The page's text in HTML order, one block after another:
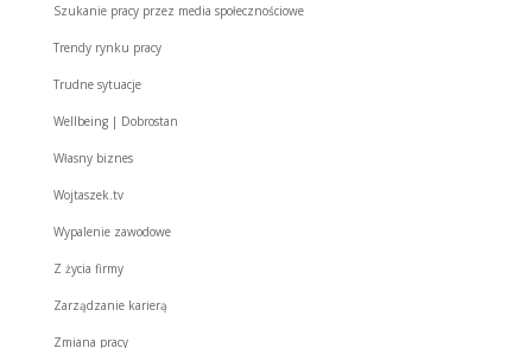
Szukanie pracy przez media społecznościowe
Trendy rynku pracy
Trudne sytuacje
Wellbeing | Dobrostan
Własny biznes
Wojtaszek.tv
Wypalenie zawodowe
Z życia firmy
Zarządzanie karierą
Zmiana pracy